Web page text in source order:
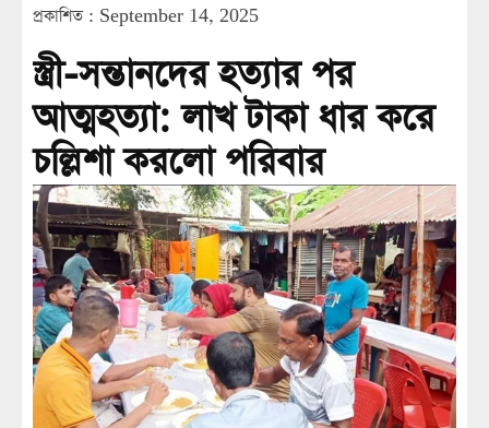
প্রকাশিত : September 14, 2025
স্ত্রী-সন্তানদের হত্যার পর
আত্মহত্যা: লাখ টাকা ধার করে
চল্লিশা করলো পরিবার